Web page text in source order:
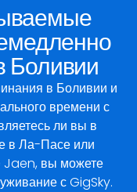
Боливии
в Боливии и
времени с
ли вы в
в Ла-Пасе или
Jaen, вы можете
с GigSky.